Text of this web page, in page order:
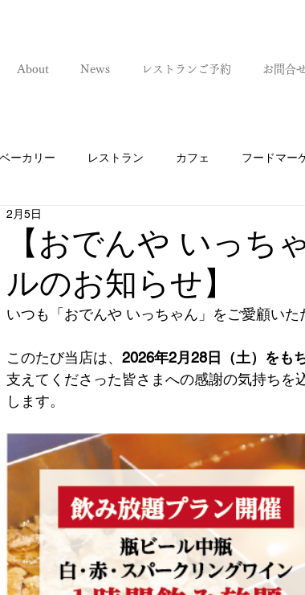
About News レストランご予約 お問合
ベーカリー レストラン カフェ フードマー
ー
【おでんや いっち
ルのお知らせ】
2月5日
いつも「おでんや いっちゃん」をご愛顧いた
このたび当店は、 2026年2月28日（土）をも
支えてくださった皆さまへの感謝の気持ちを
します。